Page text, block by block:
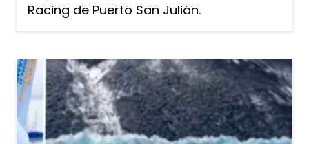
Racing de Puerto San Julián.